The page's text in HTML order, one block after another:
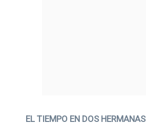
EL TIEMPO EN DOS HERMANAS